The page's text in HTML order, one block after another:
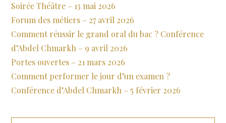
Soirée Théâtre – 13 mai 2026
Forum des métiers – 27 avril 2026
Comment réussir le grand oral du bac ? Conférence
d’Abdel Chmarkh – 9 avril 2026
Portes ouvertes – 21 mars 2026
Comment performer le jour d’un examen ?
Conférence d’Abdel Chmarkh – 5 février 2026